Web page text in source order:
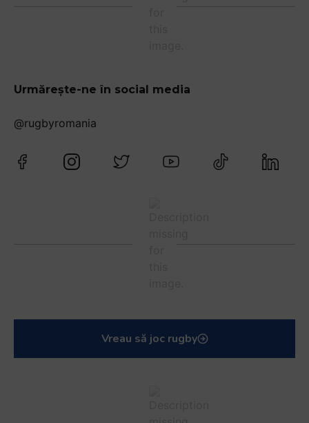
Urmărește-ne în social media
@rugbyromania
Vreau să joc rugby